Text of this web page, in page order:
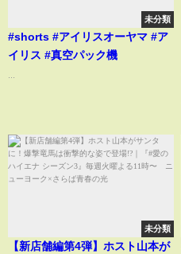
未分類
#shorts #アイリスオーヤマ #ア
イリス #真空パック機
未分類
【新店舗編第4弾】ホスト山本が